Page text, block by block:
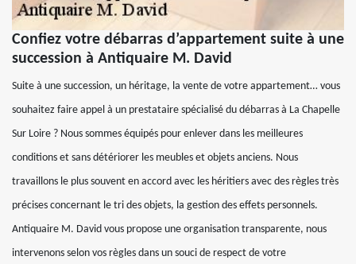
Confiez votre débarras d’appartement suite à une
succession à Antiquaire M. David
Suite à une succession, un héritage, la vente de votre appartement… vous
souhaitez faire appel à un prestataire spécialisé du débarras à La Chapelle
Sur Loire ? Nous sommes équipés pour enlever dans les meilleures
conditions et sans détériorer les meubles et objets anciens. Nous
travaillons le plus souvent en accord avec les héritiers avec des règles très
précises concernant le tri des objets, la gestion des effets personnels.
Antiquaire M. David vous propose une organisation transparente, nous
intervenons selon vos règles dans un souci de respect de votre